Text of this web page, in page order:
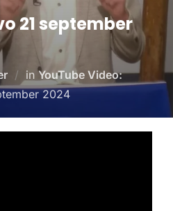
21 september
inYouTube Video:
2024